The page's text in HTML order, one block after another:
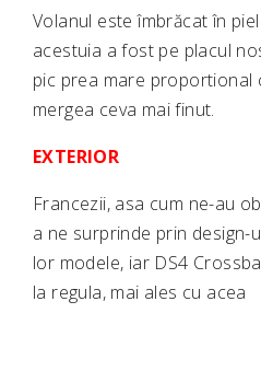
Volanul este îmbrăcat în
acestuia a fost pe placul
pic prea mare proportional
mergea ceva mai finut.
EXTERIOR
Francezii, asa cum ne-au
a ne surprinde prin
lor modele, iar DS4
la regula, mai ales cu acea